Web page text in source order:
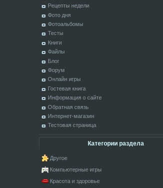
Рецепты недели
Фото дня
Фотоальбомы
Тесты
Книги
Файлы
Блог
Форум
Онлайн игры
Гостевая книга
Информация о сайте
Обратная связь
Интернет-магазин
Тестовая страница
Категории раздела
Другое
Компьютерные игры
Красота и здоровье